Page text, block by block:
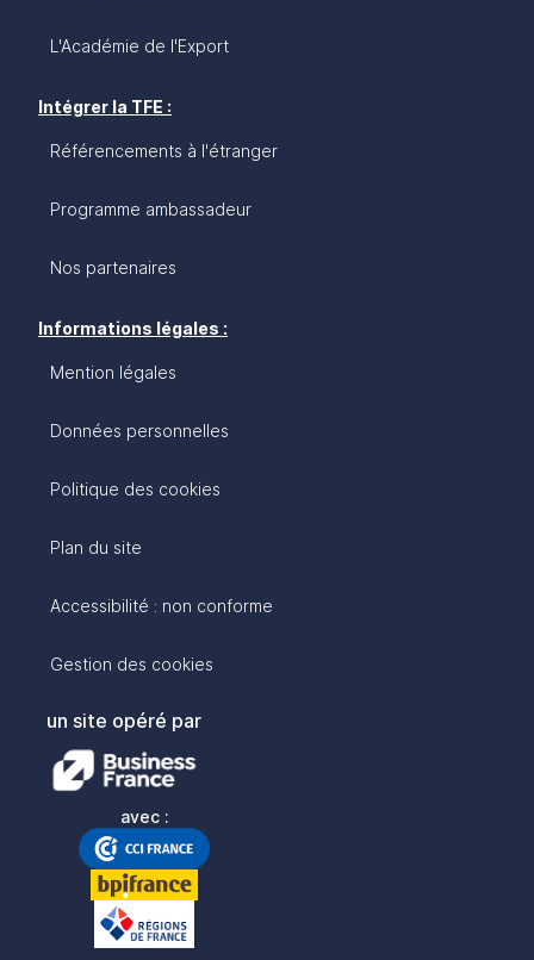
L'Académie de l'Export
Intégrer la TFE :
Référencements à l'étranger
Programme ambassadeur
Nos partenaires
Informations légales :
Mention légales
Données personnelles
Politique des cookies
Plan du site
Accessibilité : non conforme
Gestion des cookies
un site opéré par
avec :